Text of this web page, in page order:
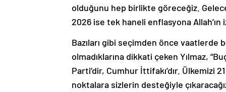
olduğunu hep birlikte göreceğiz.
2026 ise tek haneli enflasyona
Bazıları gibi seçimden önce
olmadıklarına dikkati çeken Yılmaz,
Parti’dir, Cumhur İttifakı’dır. Ülkemizi
noktalara sizlerin desteğiyle